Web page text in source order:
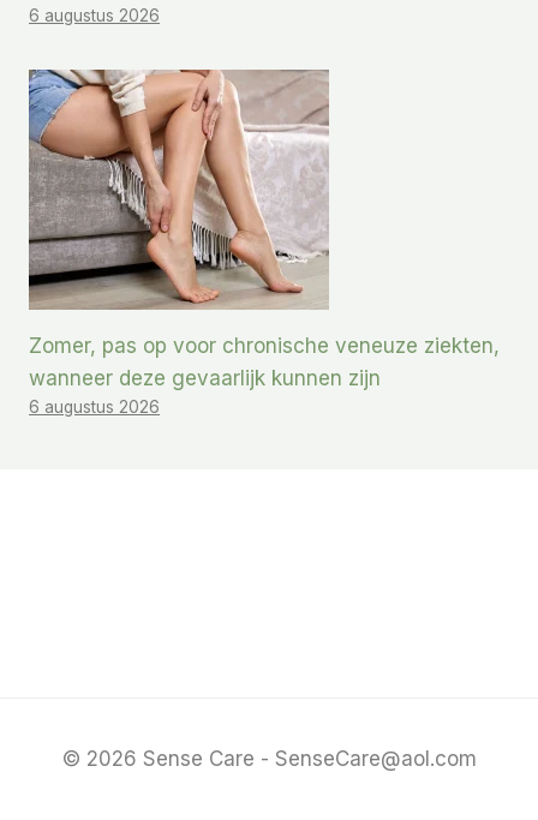
6 augustus 2026
Zomer, pas op voor chronische veneuze ziekten,
wanneer deze gevaarlijk kunnen zijn
6 augustus 2026
© 2026 Sense Care - SenseCare@aol.com